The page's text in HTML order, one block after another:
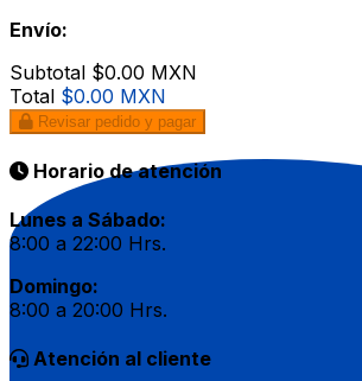
Envío:
Subtotal $0.00 MXN
Total $0.00 MXN
Revisar pedido y pagar
Horario de atención
Lunes a Sábado:
8:00 a 22:00 Hrs.
Domingo:
8:00 a 20:00 Hrs.
Atención al cliente